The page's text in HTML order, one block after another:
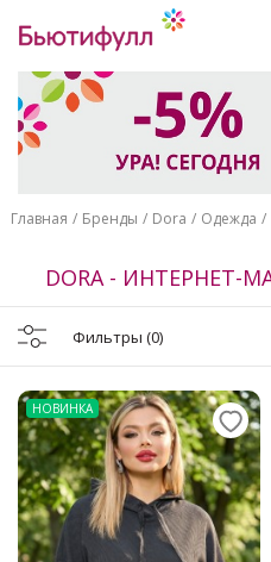
Главная Бренды Dora Одежда
DORA - ИНТЕРНЕТ-
Фильтры (0)
НОВИНКА